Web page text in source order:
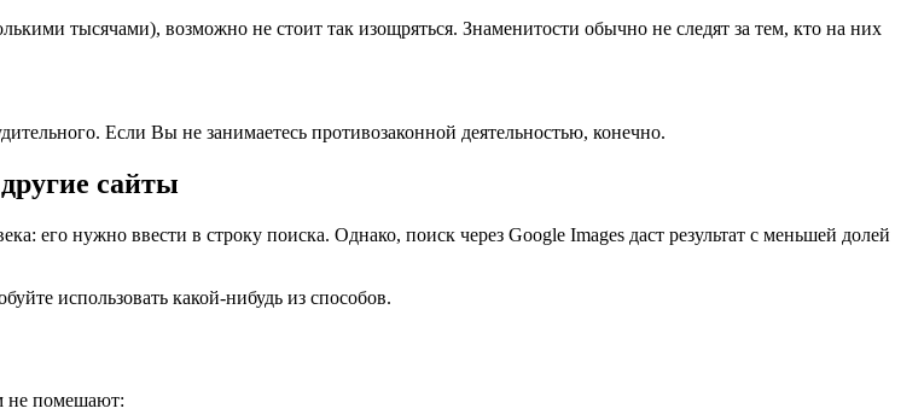
тысячами), возможно не стоит так изощряться. Знаменитости обычно не следят за тем, кто на них
Если Вы не занимаетесь противозаконной деятельностью, конечно.
сайты
его нужно ввести в строку поиска. Однако, поиск через Google Images даст результат с меньшей долей
использовать какой-нибудь из способов.
не помешают: